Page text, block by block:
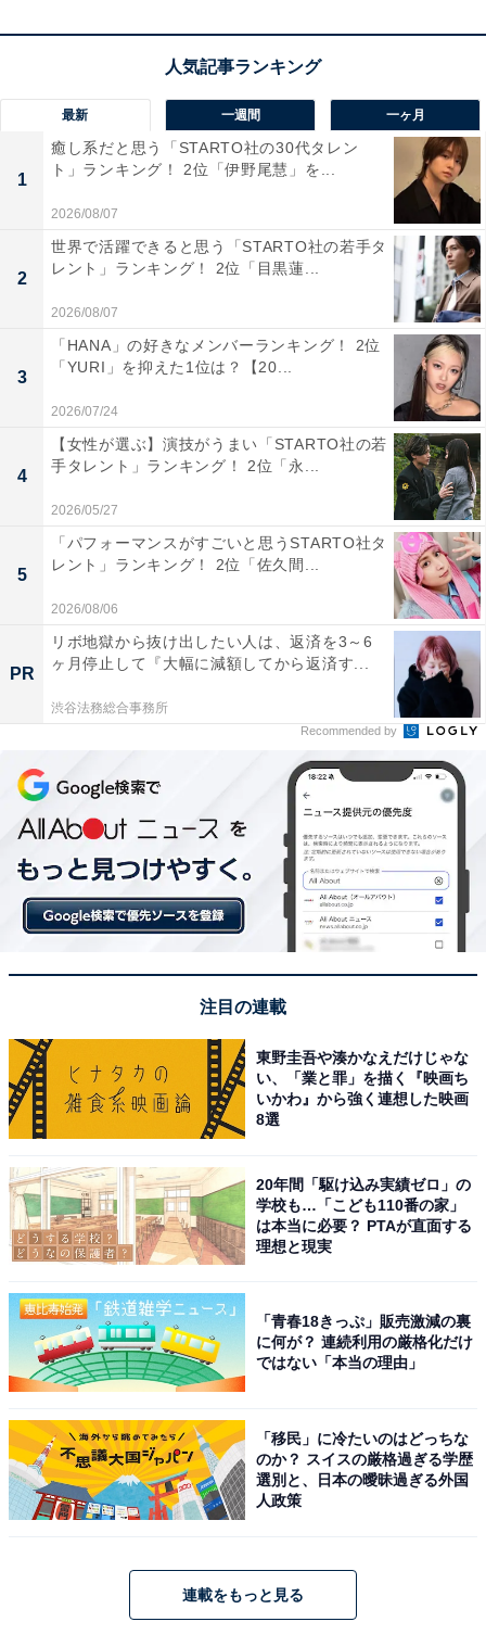
View this post on Instagram
A post shared by 映画『旅のおわり世界のはじまり』
1位は「加瀬亮」さんでした。1997年に演技の勉強を始
めて初舞台も踏み、翌年からは映画作品にも参加しま
す。2000年『五条霊戦記／GOJOE』で映画デビューを
果たし、映画『それでもボクはやってない』では、日本
アカデミー賞優秀主演男優賞など数多くの賞を受賞。近
年では山田洋次や北野武ら日本の名立たる監督の作品に
加え、ジョニー・デップ主演『MINAMATAーミナマタ
ー』、柄本佑監督作『ippo』などに参加。北野武監督作
『首』では織田信長を演じています。
回答者のコメントを見ると「あまり多くの作品には出て
いないけど、役者として素晴らしいから」（30代女性／
をやって欲しい」（40代女性／神奈川県）、「演じる役
柄も幅広く、演技力も確かなのでもっと評価してほし
い」（30代女性／岡山県）といった声がありました。
※回答者のコメントは原文ママです
首
Amazonで見る
10位までの全ランキング結果を見
最新 一週間 一ヶ月
1
癒し系だと思う「STARTO社の30代タレン
ト」ランキング！ 2位「伊野尾慧」を...
2026/08/07
2
世界で活躍できると思う「STARTO社の若手タ
レント」ランキング！ 2位「目黒蓮...
2026/08/07
3
「HANA」の好きなメンバーランキング！ 2位
「YURI」を抑えた1位は？【20...
2026/07/24
4
【女性が選ぶ】演技がうまい「STARTO社の若
手タレント」ランキング！ 2位「永...
2026/05/27
5
「パフォーマンスがすごいと思うSTARTO社タ
レント」ランキング！ 2位「佐久間...
2026/08/06
PR
リボ地獄から抜け出したい人は、返済を3～6
ヶ月停止して『大幅に減額してから返済す...
渋谷法務総合事務所
Recommended by
注目の連載
東野圭吾や湊かなえだけじゃな
い、「業と罪」を描く『映画ち
いかわ』から強く連想した映画
8選
20年間「駆け込み実績ゼロ」の
学校も…「こども110番の家」
は本当に必要？ PTAが直面する
理想と現実
「青春18きっぷ」販売激減の裏
に何が？ 連続利用の厳格化だけ
ではない「本当の理由」
「移民」に冷たいのはどっちな
のか？ スイスの厳格過ぎる学歴
選別と、日本の曖昧過ぎる外国
人政策
連載をもっと見る